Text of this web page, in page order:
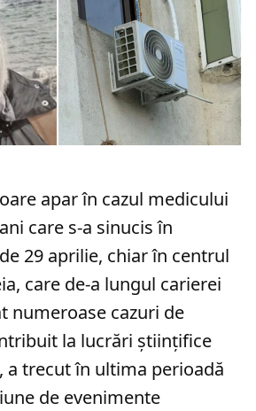
apar în cazul medicului
care s-a sinucis în
29 aprilie, chiar în centrul
care de-a lungul carierei
numeroase cazuri de
la lucrări științifice
a trecut în ultima perioadă
de evenimente